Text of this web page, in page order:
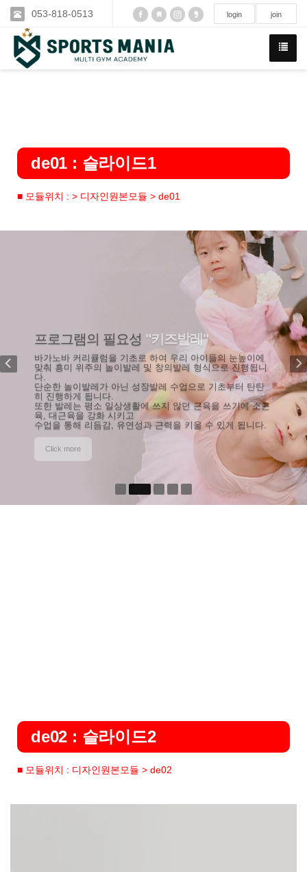
053-818-0513 login join
de01 : 슬라이드1
■ 모듈위치 : > 디자인원본모듈 > de01
"키즈발레"
바가노바 커리큘럼을 기초로 하여 우리 아이들의 눈높이에
맞춰 흥미 위주의 놀이발레 및 창의발레 형식으로 진행됩니
단순한 놀이발레가 아닌 성장발레 수업으로 기초부터 탄탄
히 진행하게 됩니다.
또한 발레는 평소 일상생활에 쓰지 않던 근육을 쓰기에 소근
육, 대근육을 강화 시키고
수업을 통해 리듬감, 유연성과 근력을 키울 수 있게 됩니다.
Click more
de02 : 슬라이드2
■ 모듈위치 : 디자인원본모듈 > de02